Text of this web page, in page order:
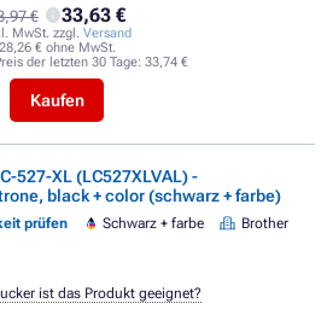
€ 33,63 €
MwSt. zzgl. Versand
28,26 € ohne MwSt.
der letzten 30 Tage: 33,74 €
Kaufen
527-XL (LC527XLVAL) -
black + color (schwarz + farbe)
prüfen Schwarz + farbe Brother
ist das Produkt geeignet?